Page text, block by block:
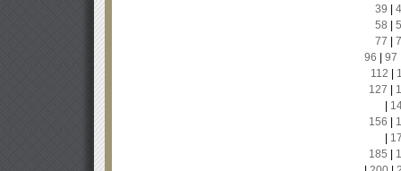
39
58
77
96
97
112
127
156
185